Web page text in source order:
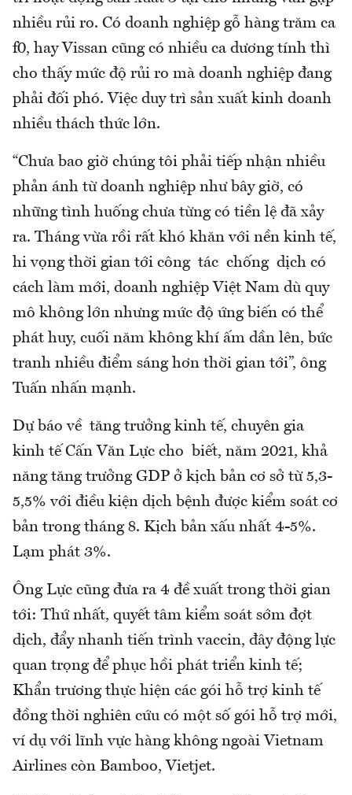
nhiều rủi ro. Có doanh nghiệp gỗ hàng trăm ca
f0, hay Vissan cũng có nhiều ca dương tính thì
cho thấy mức độ rủi ro mà doanh nghiệp đang
phải đối phó. Việc duy trì sản xuất kinh doanh
nhiều thách thức lớn.
“Chưa bao giờ chúng tôi phải tiếp nhận nhiều
phản ánh từ doanh nghiệp như bây giờ, có
những tình huống chưa từng có tiền lệ đã xảy
ra. Tháng vừa rồi rất khó khăn với nền kinh tế,
hi vọng thời gian tới công tác chống dịch có
cách làm mới, doanh nghiệp Việt Nam dù quy
mô không lớn nhưng mức độ ứng biến có thể
phát huy, cuối năm không khí ấm dần lên, bức
tranh nhiều điểm sáng hơn thời gian tới”, ông
Tuấn nhấn mạnh.
Dự báo về tăng trưởng kinh tế, chuyên gia
kinh tế Cấn Văn Lực cho biết, năm 2021, khả
năng tăng trưởng GDP ở kịch bản cơ sở từ 5,3-
5,5% với điều kiện dịch bệnh được kiểm soát cơ
bản trong tháng 8. Kịch bản xấu nhất 4-5%.
Lạm phát 3%.
Ông Lực cũng đưa ra 4 đề xuất trong thời gian
tới: Thứ nhất, quyết tâm kiểm soát sớm đợt
dịch, đẩy nhanh tiến trình vaccin, đây động lực
quan trọng để phục hồi phát triển kinh tế;
Khẩn trương thực hiện các gói hỗ trợ kinh tế
đồng thời nghiên cứu có một số gói hỗ trợ mới,
ví dụ với lĩnh vực hàng không ngoài Vietnam
Airlines còn Bamboo, Vietjet.